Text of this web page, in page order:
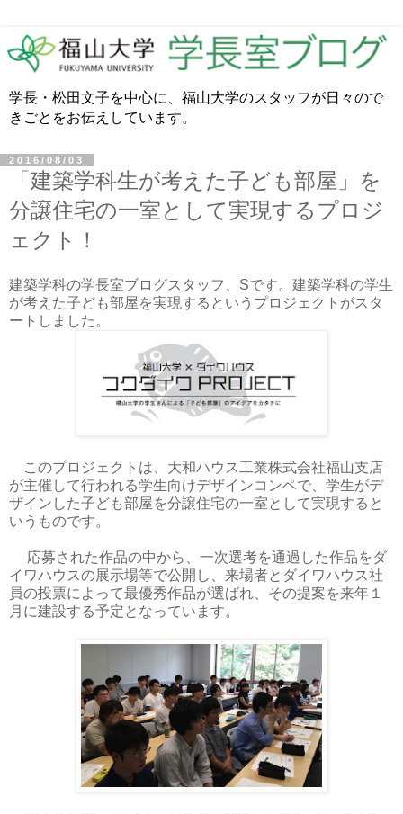
学長・松田文子を中心に、福山大学のスタッフが日々ので
きごとをお伝えしています。
2016/08/03
「建築学科生が考えた子ども部屋」を
分譲住宅の一室として実現するプロジ
ェクト！
建築学科の学長室ブログスタッフ、Sです。建築学科の学生
が考えた子ども部屋を実現するというプロジェクトがスタ
ートしました。
このプロジェクトは、大和ハウス工業株式会社福山支店
が主催して行われる学生向けデザインコンペで、学生がデ
ザインした子ども部屋を分譲住宅の一室として実現すると
いうものです。
応募された作品の中から、一次選考を通過した作品をダ
イワハウスの展示場等で公開し、来場者とダイワハウス社
員の投票によって最優秀作品が選ばれ、その提案を来年１
月に建設する予定となっています。